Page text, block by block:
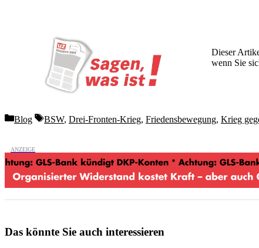
Dieser
wenn Sie
Categories
Blog Tags
BSW, Drei-Fronten-Krieg, Friedensbewegung, Krieg
Das könnte Sie auch interessieren